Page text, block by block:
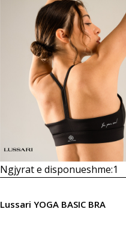
Krahasoni
Ngjyrat e disponueshme:1
Lussari YOGA BASIC BRA